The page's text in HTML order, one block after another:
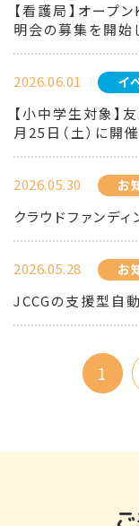
【看護局】オープ
明会の募集を開始
2026.06.01 イ
【小中学生対象】
月25日（土）に開催
2026.05.30 お
クラウドファンデ
2026.05.28 お
JCCGの支援型自
1